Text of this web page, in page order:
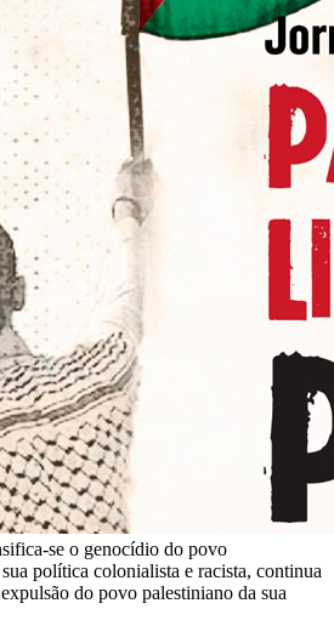
se o genocídio do povo
política colonialista e racista, continua
do povo palestiniano da sua